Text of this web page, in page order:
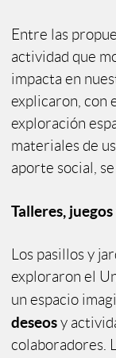
Entre las
actividad que
impacta en
explicaron, con
exploración
materiales de
aporte social,
Talleres,
Los pasillos y
exploraron el
un espacio
deseosy
colaboradores.